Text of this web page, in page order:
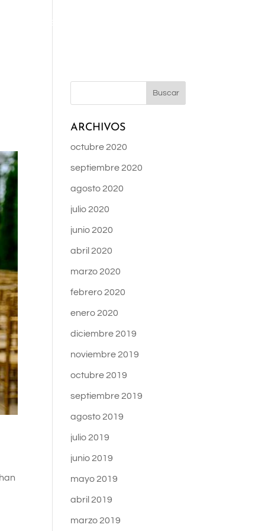
OCEAN CLUB
ARCHIVOS
octubre 2020
septiembre 2020
agosto 2020
julio 2020
junio 2020
abril 2020
marzo 2020
febrero 2020
enero 2020
diciembre 2019
noviembre 2019
octubre 2019
septiembre 2019
agosto 2019
julio 2019
junio 2019
mayo 2019
abril 2019
marzo 2019